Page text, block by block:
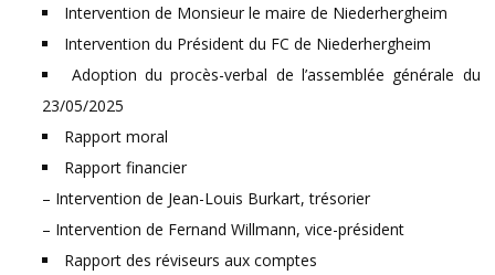
Intervention de Monsieur le maire de Niederhergheim
Intervention du Président du FC de Niederhergheim
Adoption du procès-verbal de l’assemblée générale du
23/05/2025
Rapport moral
Rapport financier
– Intervention de Jean-Louis Burkart, trésorier
– Intervention de Fernand Willmann, vice-président
Rapport des réviseurs aux comptes